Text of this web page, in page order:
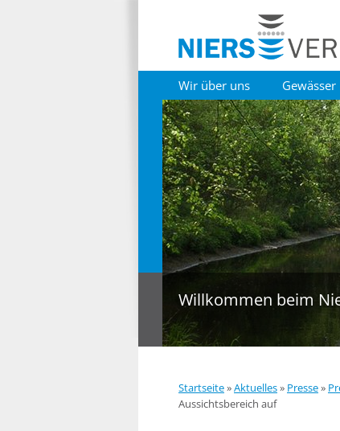
Wir über uns Gewässer
Willkommen beim
Startseite»Aktuelles» Presse»
Aussichtsbereich auf